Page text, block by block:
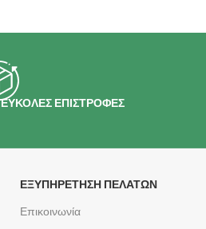
ΕΥΚΟΛΕΣ ΕΠΙΣΤΡΟΦΕΣ
ΕΞΥΠΗΡΕΤΗΣΗ ΠΕΛΑΤΩΝ
Επικοινωνία